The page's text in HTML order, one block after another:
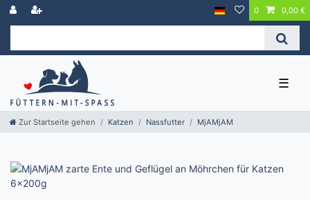
0 0,00 €
☰
Zur Startseite gehen Katzen Nassfutter MjAMjAM